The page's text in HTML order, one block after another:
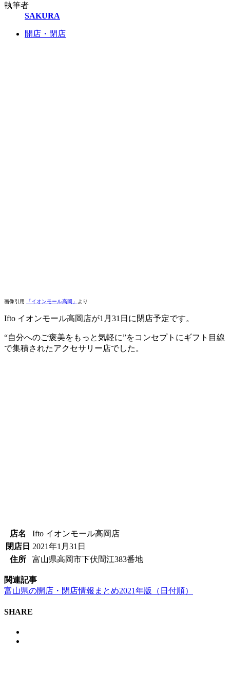
執筆者
SAKURA
開店・閉店
画像引用 「イオンモール高岡」 より
Ifto イオンモール高岡店が1月31日に閉店予定です。
“自分へのご褒美をもっと気軽に”をコンセプトにギフト目線
で集積されたアクセサリー店でした。
店名
Ifto イオンモール高岡店
閉店日 2021年1月31日
住所
富山県高岡市下伏間江383番地
関連記事
富山県の開店・閉店情報まとめ2021年版（日付順）
SHARE